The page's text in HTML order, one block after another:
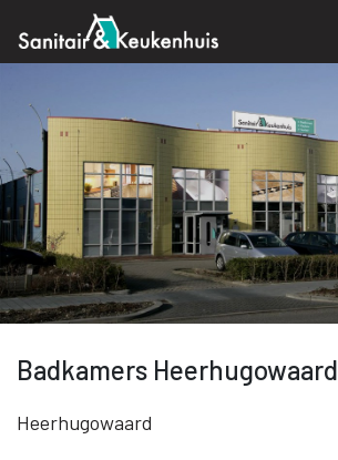
Badkamers Heerhugowaard
Heerhugowaard